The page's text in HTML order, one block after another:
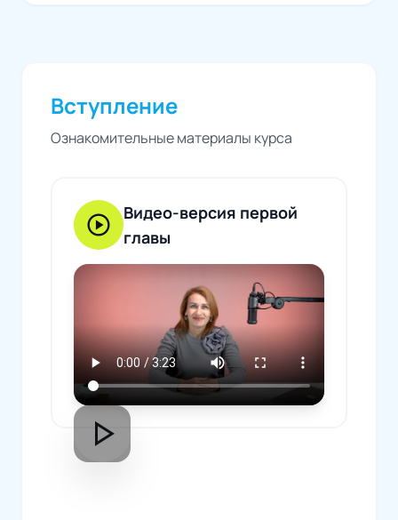
Вступление
Ознакомительные материалы курса
play_circle
Видео-версия первой
главы
play_arrow